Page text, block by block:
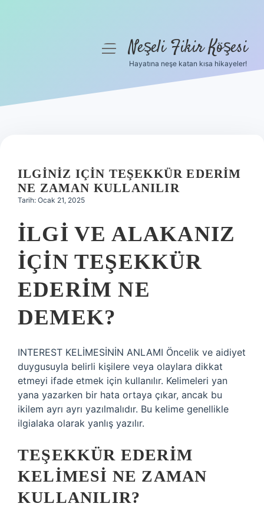
Hakkımızda
menüyüNeşeli Fikir Köşesi
Hayatına neşe katan kısa hikayeler!
ILGINIZ IÇIN TEŞEKKÜR EDERIM
NE ZAMAN KULLANILIR
Tarih: Ocak 21, 2025
İLGI VE ALAKANIZ
IÇIN TEŞEKKÜR
EDERIM NE
DEMEK?
INTEREST KELİMESİNİN ANLAMI Öncelik ve aidiyet
duygusuyla belirli kişilere veya olaylara dikkat
etmeyi ifade etmek için kullanılır. Kelimeleri yan
yana yazarken bir hata ortaya çıkar, ancak bu
ikilem ayrı ayrı yazılmalıdır. Bu kelime genellikle
ilgialaka olarak yanlış yazılır.
TEŞEKKÜR EDERIM
KELIMESI NE ZAMAN
KULLANILIR?